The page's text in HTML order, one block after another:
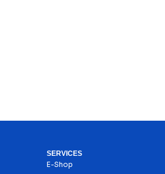
SERVICES
E-Shop